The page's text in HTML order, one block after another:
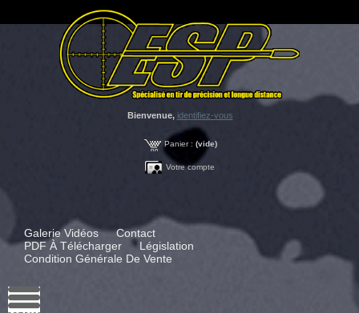
Bienvenue, identifiez-vous
Panier : (vide)
Votre compte
Galerie Vidéos
Contact
PDF À Télécharger
Législation
Condition Générale De Vente